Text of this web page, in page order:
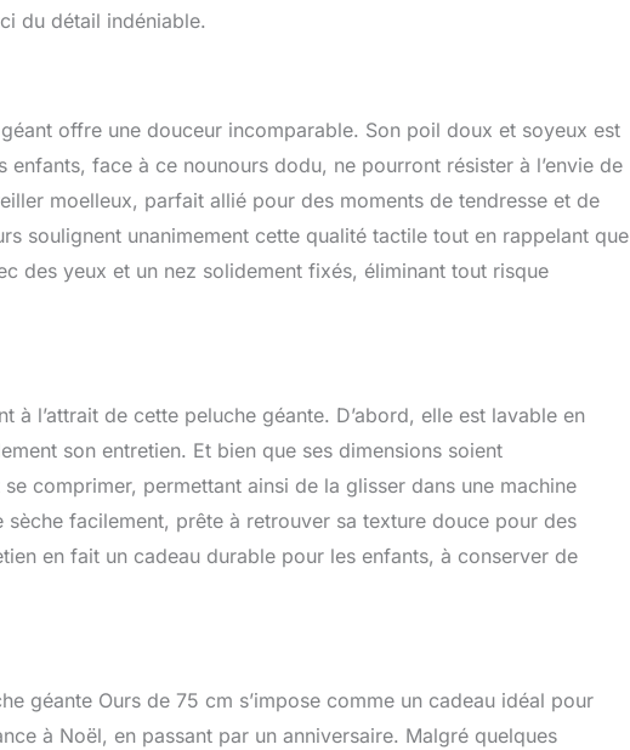
du détail indéniable.
offre une douceur incomparable. Son poil doux et soyeux est
enfants, face à ce nounours dodu, ne pourront résister à l’envie de
moelleux, parfait allié pour des moments de tendresse et de
soulignent unanimement cette qualité tactile tout en rappelant que
des yeux et un nez solidement fixés, éliminant tout risque
à l’attrait de cette peluche géante. D’abord, elle est lavable en
son entretien. Et bien que ses dimensions soient
comprimer, permettant ainsi de la glisser dans une machine
facilement, prête à retrouver sa texture douce pour des
en fait un cadeau durable pour les enfants, à conserver de
géante Ours de 75 cm s’impose comme un cadeau idéal pour
à Noël, en passant par un anniversaire. Malgré quelques